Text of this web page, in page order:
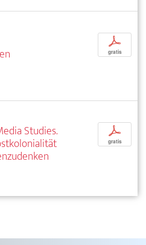
p
gratis
Studies.
p
gratis